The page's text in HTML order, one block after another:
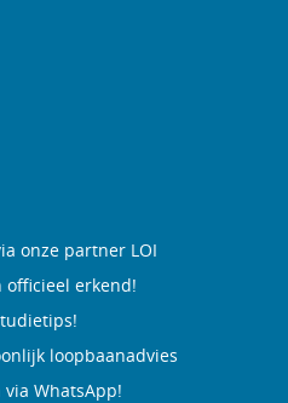
onze partner LOI
erkend!
loopbaanadvies
WhatsApp!